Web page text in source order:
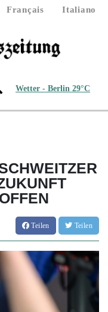
Français
Italiano
Wetter - Berlin 29°C
Teilen Teilen